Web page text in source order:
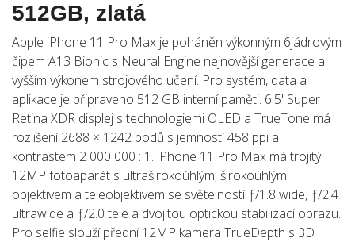
512GB, zlatá
Apple iPhone 11 Pro Max je poháněn výkonným 6jádrovým
čipem A13 Bionic s Neural Engine nejnovější generace a
vyšším výkonem strojového učení. Pro systém, data a
aplikace je připraveno 512 GB interní paměti. 6.5' Super
Retina XDR displej s technologiemi OLED a TrueTone má
rozlišení 2688 × 1242 bodů s jemností 458 ppi a
kontrastem 2 000 000 : 1. iPhone 11 Pro Max má trojitý
12MP fotoaparát s ultraširokoúhlým, širokoúhlým
objektivem a teleobjektivem se světelností ƒ/1.8 wide, ƒ/2.4
ultrawide a ƒ/2.0 tele a dvojitou optickou stabilizací obrazu.
Pro selfie slouží přední 12MP kamera TrueDepth s 3D